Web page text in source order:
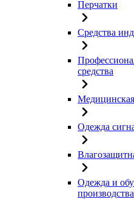
Перчатки
Средства
средства
Одежда
Одежда и
производства